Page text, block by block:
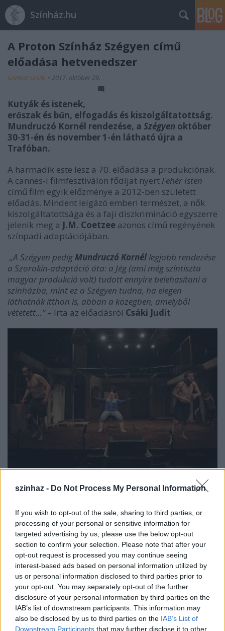
szinhaz - Do Not Process My Personal Information
If you wish to opt-out of the sale, sharing to third parties, or
processing of your personal or sensitive information for
targeted advertising by us, please use the below opt-out
section to confirm your selection. Please note that after your
opt-out request is processed you may continue seeing
interest-based ads based on personal information utilized by
us or personal information disclosed to third parties prior to
your opt-out. You may separately opt-out of the further
disclosure of your personal information by third parties on the
IAB’s list of downstream participants. This information may
also be disclosed by us to third parties on the IAB’s List of
Downstream Participants that may further disclose it to other
Színház.hu
A Proton Színház Szégyen című
előadása hetvenedszer
szinhaz szerk. • 2017. október 29.
Kutyák és istenek,
erőszak és bűn, elfogadás és kiszolgáltatottság.
Mundruczó Kornél rendezése, a Szégyen október
30-31-én és november 1-én látható újra a
Trafóban.
A harmadik este lesz a 70. előadása a produkciónak.
A cannes-i filmfesztiválon fődíjat nyert Fehér Isten
című film egyik előzménye a 2012-ben született
előadás. Mindent leigázó emberi természet, a nők
kiszolgáltatottsága és a faji diszkrimináció egyszerre
jelenik meg a J.M. Coetzee azonos című regényének
színpadi adaptációjában.
„A Szégyen pedigMundruczó Kornél legjobb rendezése
a Szorokin-adaptáció óta: a Jég (ami még színtiszta
magyar produkció volt) tudott ennyire belehasítani a
színházba, mint ez a Szégyen tudna, ha elegen
láthatnák itthon is, abban a közegben, amelyből
vétetett…”– írta az előadásról Csáki Judit.
Katona László, Rába Roland és Bánki Gergely (fotó:
Rév Marcell)
Szégyenfőhőse egy, a messzi Dél-Afrikában, a
poszt-apartheid időszakában Cape Townban
romantikus irodalmat tanító professzor, David Lurie,
akitZsótér Sándoralakít. A regény szétfeszíti a helyi
társadalmi erővonalak alkotta kereteket és éles
pontossággal mutat rá saját európaiságunk
legnagyobb kérdéseire. Azokra a közös félelmekre és
problémákra, amelyek egy nyilvánvalóan nagy
átrendeződés előtt álló kontinensen mindannyiunkat
foglalkoztatnak. David figurájában egy fehér afrikait
ismerünk meg, a mindig is kiváltságokkal és